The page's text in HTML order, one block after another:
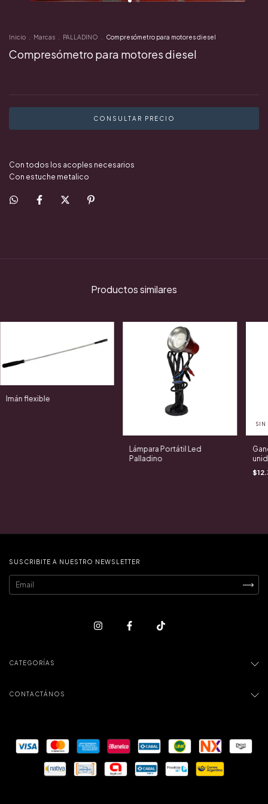
Inicio Marcas PALLADINO Compresómetro para motores diesel
Compresómetro para motores diesel
Con todos los acoples necesarios
Con estuche metalico
Productos similares
Imán flexible
Lámpara Portátil Led
Palladino
SIN
SUSCRIBITE A NUESTRO NEWSLETTER
CATEGORÍAS
CONTACTÁNOS